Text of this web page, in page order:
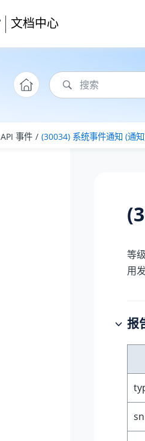
文档中心
API 事件 (30034) 系统事件通知 (通
等
用
报
sn